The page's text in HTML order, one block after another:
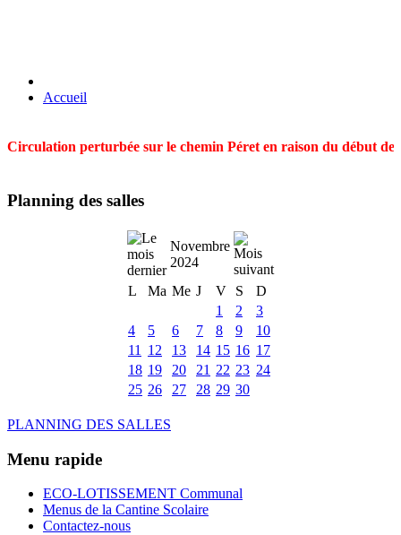
Accueil
Circulation perturbée sur le chemin Péret en raison du début
Planning des salles
Novembre
2024
L
Ma Me J V S
D
1
2
3
4
5 6 7 8 9
10
11
12 13 14 15 16 17
18 19 20 21 22 23 24
25 26 27 28 29 30
PLANNING DES SALLES
Menu rapide
ECO-LOTISSEMENT Communal
Menus de la Cantine Scolaire
Contactez-nous